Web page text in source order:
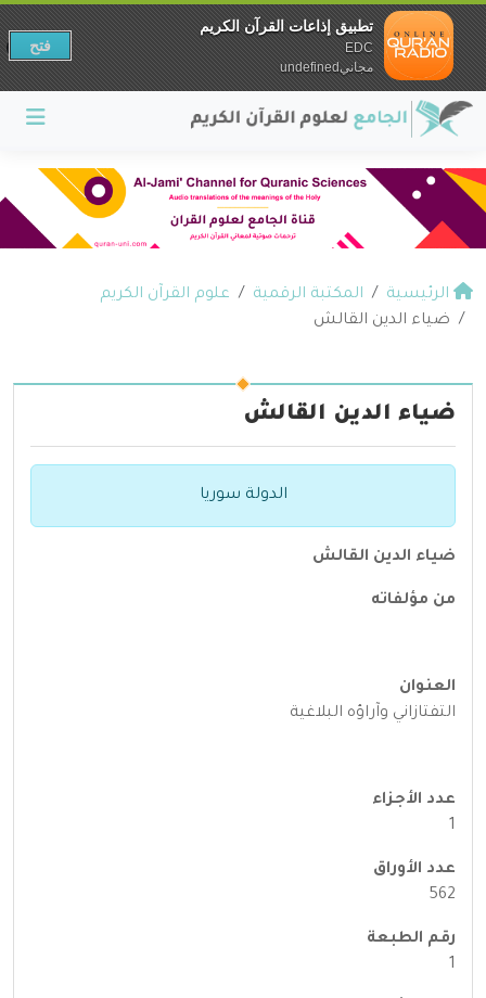
الرئيسية المكتبة الرقمية
علوم القرآن الكريم
ضياء الدين القالش
ضياء الدين القالش
الدولة سوريا
ضياء الدين القالش
من مؤلفاته
العنوان
التفتازاني وآراؤه البلاغية
عدد الأجزاء
1
عدد الأوراق
562
رقم الطبعة
1
تطبيق إذاعات القرآن الكريم
EDC
مجانيundefined
فتح